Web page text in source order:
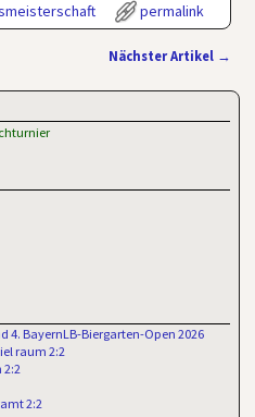
permalink
Nächster Artikel →
4. BayernLB-Biergarten-Open 2026
raum 2:2
2:2
2:2